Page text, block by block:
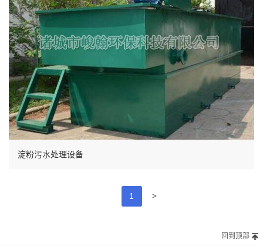
淀粉污水处理设备
1 >
回到顶部